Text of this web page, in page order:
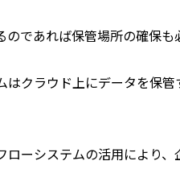
であれば保管場所の確保も
クラウド上にデータを保
ーシステムの活用により